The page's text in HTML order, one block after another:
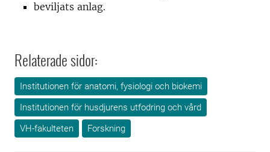
beviljats anlag.
Relaterade sidor:
Institutionen för anatomi, fysiologi och biokemi
Institutionen för husdjurens utfodring och vård
VH-fakulteten
Forskning